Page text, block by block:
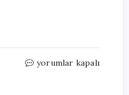
Petrolde
yorumlar kapalı